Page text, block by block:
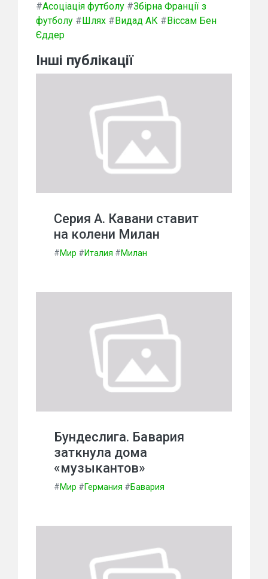
#Асоціація футболу #Збірна Франції з
футболу #Шлях #Видад АК #Віссам Бен
Єддер
Інші публікації
Серия А. Кавани ставит
на колени Милан
#Мир #Италия #Милан
Бундеслига. Бавария
заткнула дома
«музыкантов»
#Мир #Германия #Бавария